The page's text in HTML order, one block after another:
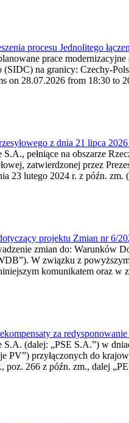
procesu Jednolitego
prace
(SIDC) na granicy: Czechy-
on 28.07.2026 from 18:30 to
z dnia 21 lipca
pełniące na obszarze
zatwierdzonej przez
23 lutego 2024 r. z późn. zm.
projektu Zmian nr 6/
zmian do: Warunków
W związku z
komunikatem oraz w
za
S.A. (dalej: „PSE S.A.”) w
PV”) przyłączonych do
poz. 266 z późn. zm., dalej